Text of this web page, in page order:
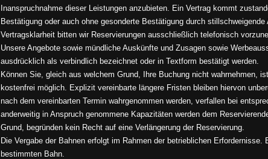
Inanspruchnahme dieser Leistungen anzubieten. Ein Vertrag kommt
Bestätigung oder auch ohne gesonderte Bestätigung durch
Vertragsklarheit bitten wir Reservierungen ausschließlich telefonisch
Unsere Angebote sowie mündliche Auskünfte und Zusagen sowie
ausdrücklich als verbindlich bezeichnet oder in Textform bestätigt werden.
Können Sie, gleich aus welchem Grund, Ihre Buchung nicht wahrnehmen,
kostenfrei möglich. Explizit vereinbarte längere Fristen bleiben hiervon
nach dem vereinbarten Termin wahrgenommen werden, verfallen bei
anderweitig in Anspruch genommene Kapazitäten werden dem
Grund, begründen kein Recht auf eine Verlängerung der Reservierung.
Die Vergabe der Bahnen erfolgt im Rahmen der betrieblichen
bestimmten Bahn.